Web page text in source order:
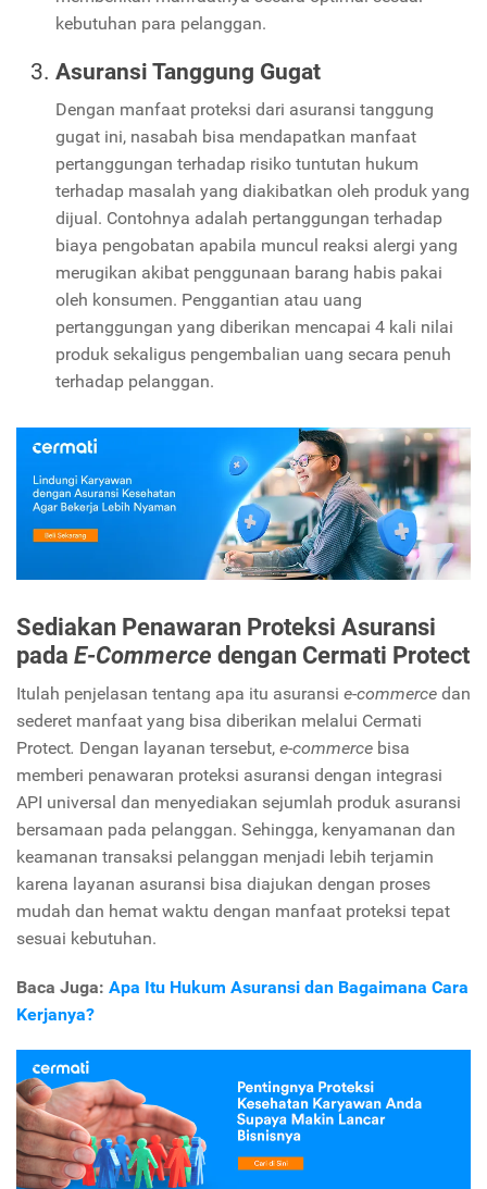
kebutuhan para pelanggan.
Asuransi Tanggung Gugat
Dengan manfaat proteksi dari asuransi tanggung
gugat ini, nasabah bisa mendapatkan manfaat
pertanggungan terhadap risiko tuntutan hukum
terhadap masalah yang diakibatkan oleh produk yang
dijual. Contohnya adalah pertanggungan terhadap
biaya pengobatan apabila muncul reaksi alergi yang
merugikan akibat penggunaan barang habis pakai
oleh konsumen. Penggantian atau uang
pertanggungan yang diberikan mencapai 4 kali nilai
produk sekaligus pengembalian uang secara penuh
terhadap pelanggan.
Sediakan Penawaran Proteksi Asuransi
pada E-Commerce dengan Cermati Protect
Itulah penjelasan tentang apa itu asuransi e-commerce dan
sederet manfaat yang bisa diberikan melalui Cermati
Protect. Dengan layanan tersebut, e-commerce bisa
memberi penawaran proteksi asuransi dengan integrasi
API universal dan menyediakan sejumlah produk asuransi
bersamaan pada pelanggan. Sehingga, kenyamanan dan
keamanan transaksi pelanggan menjadi lebih terjamin
karena layanan asuransi bisa diajukan dengan proses
mudah dan hemat waktu dengan manfaat proteksi tepat
sesuai kebutuhan.
Baca Juga: Apa Itu Hukum Asuransi dan Bagaimana Cara
Kerjanya?